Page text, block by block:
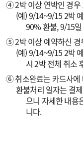
④ 2박 이상 연박인 경우
(예) 9/14~9/15 2박
90% 환불, 9/15
⑤ 2박 이상 예약하신 경
(예) 9/14~9/15 2박
시 2박 전체 취소
⑥ 취소완료는 카드사에
환불처리 일자는 결
으니 자세한 내용
니다.